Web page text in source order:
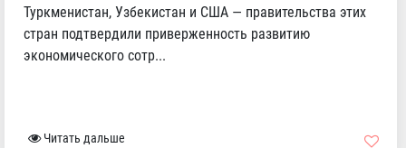
Туркменистан, Узбекистан и США — правительства этих
стран подтвердили приверженность развитию
экономического сотр...
Читать дальше